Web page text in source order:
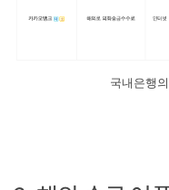
국내은행